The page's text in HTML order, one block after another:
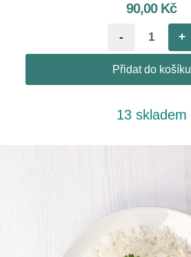
90,00 Kč
- +
Přidat do košíku
13 skladem